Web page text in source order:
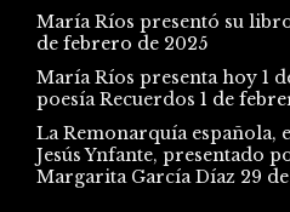
María Ríos presentó su
de febrero de 2025
María Ríos presenta hoy 1
poesía Recuerdos 1 de
La Remonarquía española,
Jesús Ynfante, presentado
Margarita García Díaz 29